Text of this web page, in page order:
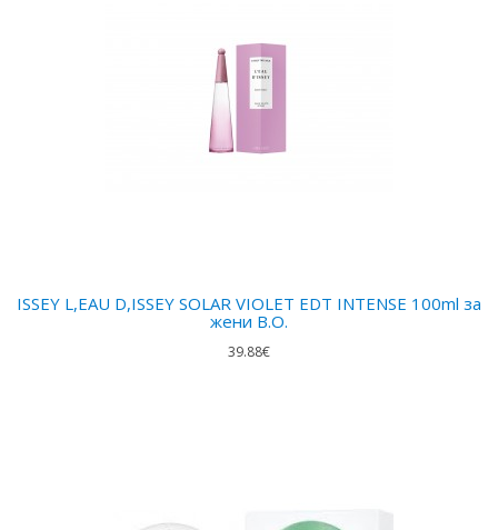
ISSEY L,EAU D,ISSEY SOLAR VIOLET EDT INTENSE 100ml за
жени B.O.
39.88€